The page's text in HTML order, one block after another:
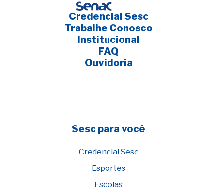
Credencial Sesc
Trabalhe Conosco
Institucional
FAQ
Ouvidoria
Sesc para você
Credencial Sesc
Esportes
Escolas